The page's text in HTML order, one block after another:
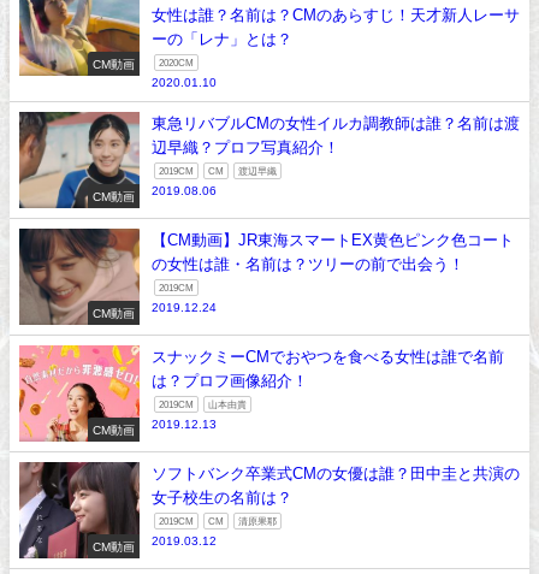
CM動画
女性は誰？名前は？CMのあらすじ！天才新人レーサ
ーの「レナ」とは？
2020CM
2020.01.10
CM動画
東急リバブルCMの女性イルカ調教師は誰？名前は渡
辺早織？プロフ写真紹介！
2019CM CM 渡辺早織
2019.08.06
CM動画
【CM動画】JR東海スマートEX黄色ピンク色コート
の女性は誰・名前は？ツリーの前で出会う！
2019CM
2019.12.24
CM動画
スナックミーCMでおやつを食べる女性は誰で名前
は？プロフ画像紹介！
2019CM 山本由貴
2019.12.13
CM動画
ソフトバンク卒業式CMの女優は誰？田中圭と共演の
女子校生の名前は？
2019CM CM 清原果耶
2019.03.12